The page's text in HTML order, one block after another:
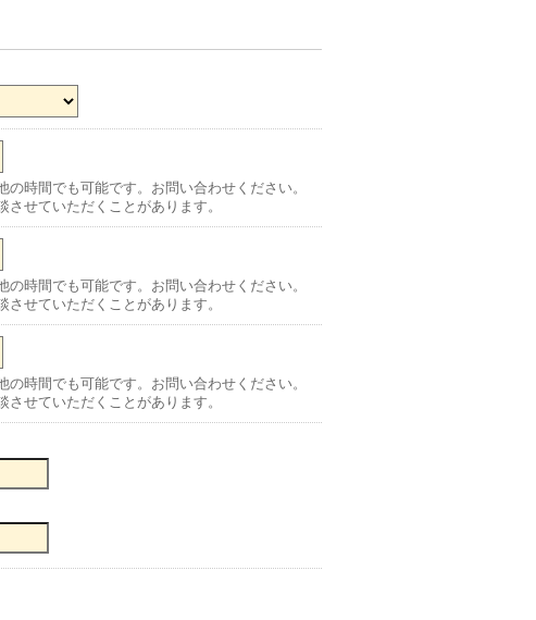
時間でも可能です。お問い合わせください。
せていただくことがあります。
時間でも可能です。お問い合わせください。
せていただくことがあります。
時間でも可能です。お問い合わせください。
せていただくことがあります。